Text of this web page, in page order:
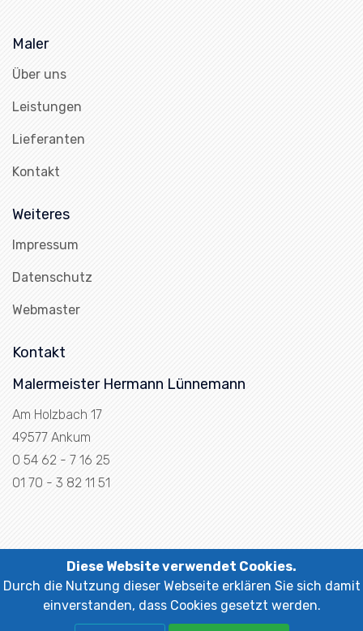
Maler
Über uns
Leistungen
Lieferanten
Kontakt
Weiteres
Impressum
Datenschutz
Webmaster
Kontakt
Malermeister Hermann Lünnemann
Am Holzbach 17
49577 Ankum
0 54 62 - 7 16 25
01 70 - 3 82 11 51
Copyright ©2026 All rights reserved
Diese Website verwendet Cookies.
Durch die Nutzung dieser Webseite erklären Sie sich damit
einverstanden, dass Cookies gesetzt werden.